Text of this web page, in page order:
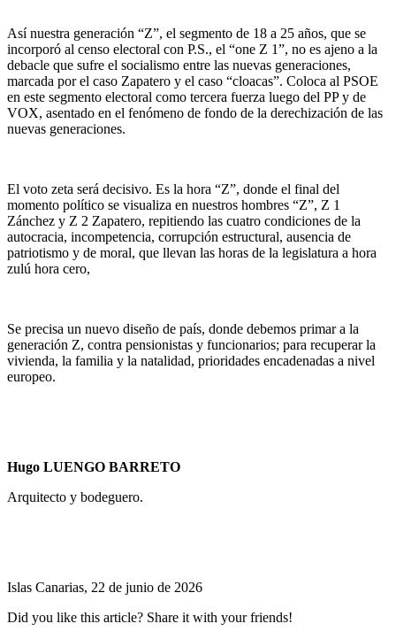
Así nuestra generación “Z”, el segmento de 18 a 25 años, que se
incorporó al censo electoral con P.S., el “one Z 1”, no es ajeno a la
debacle que sufre el socialismo entre las nuevas generaciones,
marcada por el caso Zapatero y el caso “cloacas”. Coloca al PSOE
en este segmento electoral como tercera fuerza luego del PP y de
VOX, asentado en el fenómeno de fondo de la derechización de las
nuevas generaciones.
El voto zeta será decisivo. Es la hora “Z”, donde el final del
momento político se visualiza en nuestros hombres “Z”, Z 1
Zánchez y Z 2 Zapatero, repitiendo las cuatro condiciones de la
autocracia, incompetencia, corrupción estructural, ausencia de
patriotismo y de moral, que llevan las horas de la legislatura a hora
zulú hora cero,
Se precisa un nuevo diseño de país, donde debemos primar a la
generación Z, contra pensionistas y funcionarios; para recuperar la
vivienda, la familia y la natalidad, prioridades encadenadas a nivel
europeo.
Hugo LUENGO BARRETO
Arquitecto y bodeguero.
Islas Canarias, 22 de junio de 2026
Did you like this article? Share it with your friends!